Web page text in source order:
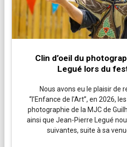
Clin d’oeil du
Legué lors du
Nous avons eu le plaisir de
“l’Enfance de l’Art”, en 2026,
photographie de la MJC de
ainsi que Jean-Pierre Legué
suivantes, suite à sa